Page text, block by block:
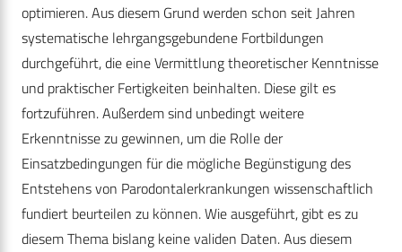
optimieren. Aus diesem Grund werden schon seit Jahren
systematische lehrgangsgebundene Fortbildungen
durchgeführt, die eine Vermittlung theoretischer Kenntnisse
und praktischer Fertigkeiten beinhalten. Diese gilt es
fortzuführen. Außerdem sind unbedingt weitere
Erkenntnisse zu gewinnen, um die Rolle der
Einsatzbedingungen für die mögliche Begünstigung des
Entstehens von Parodontalerkrankungen wissenschaftlich
fundiert beurteilen zu können. Wie ausgeführt, gibt es zu
diesem Thema bislang keine validen Daten. Aus diesem